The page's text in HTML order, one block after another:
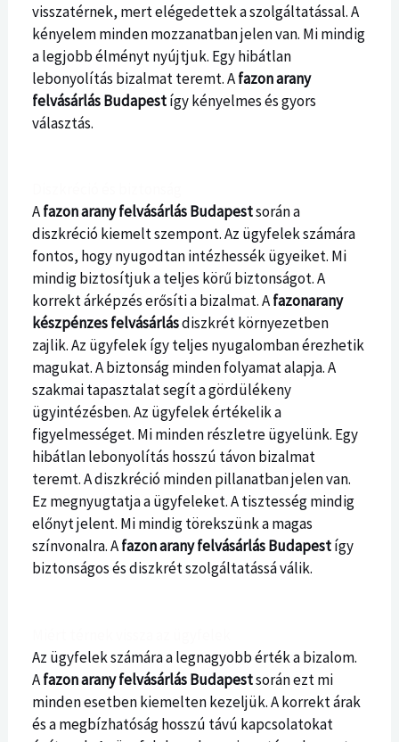
visszatérnek, mert elégedettek a szolgáltatással. A
kényelem minden mozzanatban jelen van. Mi mindig
a legjobb élményt nyújtjuk. Egy hibátlan
lebonyolítás bizalmat teremt. Afazon arany
felvásárlás Budapestígy kényelmes és gyors
választás.
Afazon arany felvásárlás Budapestsorán a
diszkréció kiemelt szempont. Az ügyfelek számára
fontos, hogy nyugodtan intézhessék ügyeiket. Mi
mindig biztosítjuk a teljes körű biztonságot. A
korrekt árképzés erősíti a bizalmat. Afazonarany
készpénzes felvásárlásdiszkrét környezetben
zajlik. Az ügyfelek így teljes nyugalomban érezhetik
magukat. A biztonság minden folyamat alapja. A
szakmai tapasztalat segít a gördülékeny
ügyintézésben. Az ügyfelek értékelik a
figyelmességet. Mi minden részletre ügyelünk. Egy
hibátlan lebonyolítás hosszú távon bizalmat
teremt. A diszkréció minden pillanatban jelen van.
Ez megnyugtatja a ügyfeleket. A tisztesség mindig
előnyt jelent. Mi mindig törekszünk a magas
színvonalra. Afazon arany felvásárlás Budapestígy
biztonságos és diszkrét szolgáltatássá válik.
Az ügyfelek számára a legnagyobb érték a bizalom.
Afazon arany felvásárlás Budapestsorán ezt mi
minden esetben kiemelten kezeljük. A korrekt árak
és a megbízhatóság hosszú távú kapcsolatokat